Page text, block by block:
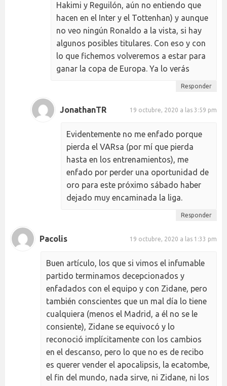
Hakimi y Reguilón, aún no entiendo que
hacen en el Inter y el Tottenhan) y aunque
no veo ningún Ronaldo a la vista, si hay
algunos posibles titulares. Con eso y con
lo que fichemos volveremos a estar para
ganar la copa de Europa. Ya lo verás
Responder
JonathanTR 19 octubre, 2020 a las 3:59 pm
Evidentemente no me enfado porque
pierda el VARsa (por mí que pierda
hasta en los entrenamientos), me
enfado por perder una oportunidad de
oro para este próximo sábado haber
dejado muy encaminada la liga.
Responder
Pacolis 19 octubre, 2020 a las 1:33 pm
Buen artículo, los que si vimos el infumable
partido terminamos decepcionados y
enfadados con el equipo y con Zidane, pero
también conscientes que un mal día lo tiene
cualquiera (menos el Madrid, a él no se le
consiente), Zidane se equivocó y lo
reconoció implícitamente con los cambios
en el descanso, pero lo que no es de recibo
es querer vender el apocalipsis, la ecatombe,
el fin del mundo, nada sirve, ni Zidane, ni los